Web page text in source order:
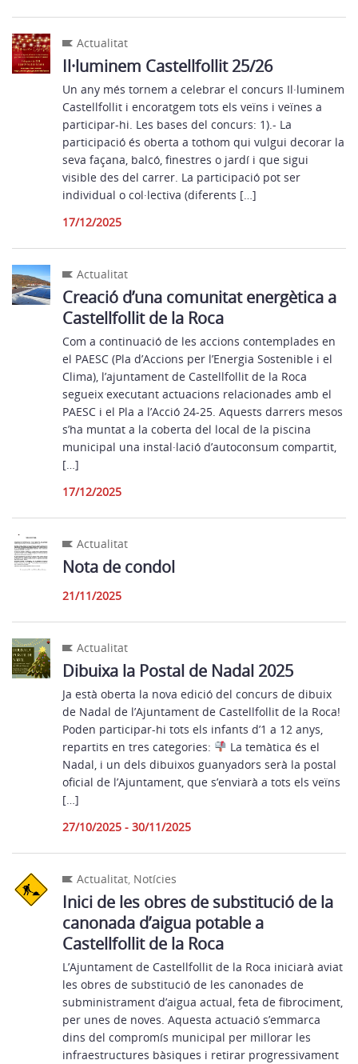
Actualitat
Il·luminem Castellfollit 25/26
Un any més tornem a celebrar el concurs Il·luminem
Castellfollit i encoratgem tots els veïns i veïnes a
participar-hi. Les bases del concurs: 1).- La
participació és oberta a tothom qui vulgui decorar la
seva façana, balcó, finestres o jardí i que sigui
visible des del carrer. La participació pot ser
individual o col·lectiva (diferents […]
17/12/2025
Actualitat
Creació d’una comunitat energètica a
Castellfollit de la Roca
Com a continuació de les accions contemplades en
el PAESC (Pla d’Accions per l’Energia Sostenible i el
Clima), l’ajuntament de Castellfollit de la Roca
segueix executant actuacions relacionades amb el
PAESC i el Pla a l’Acció 24-25. Aquests darrers mesos
s’ha muntat a la coberta del local de la piscina
municipal una instal·lació d’autoconsum compartit,
[…]
17/12/2025
Actualitat
Nota de condol
21/11/2025
Actualitat
Dibuixa la Postal de Nadal 2025
Ja està oberta la nova edició del concurs de dibuix
de Nadal de l’Ajuntament de Castellfollit de la Roca!
Poden participar-hi tots els infants d’1 a 12 anys,
repartits en tres categories:
La temàtica és el
Nadal, i un dels dibuixos guanyadors serà la postal
oficial de l’Ajuntament, que s’enviarà a tots els veïns
[…]
27/10/2025 - 30/11/2025
Actualitat, Notícies
Inici de les obres de substitució de la
canonada d’aigua potable a
Castellfollit de la Roca
L’Ajuntament de Castellfollit de la Roca iniciarà aviat
les obres de substitució de les canonades de
subministrament d’aigua actual, feta de fibrociment,
per unes de noves. Aquesta actuació s’emmarca
dins del compromís municipal per millorar les
infraestructures bàsiques i retirar progressivament